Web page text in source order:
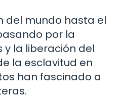
del mundo hasta el
por la
y la liberación del
la esclavitud en
han fascinado a